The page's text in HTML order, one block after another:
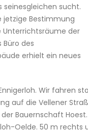
seinesgleichen sucht.
jetzige Bestimmung
Unterrichtsräume der
des
erhielt ein neues
Wir fahren
auf die Vellener
Bauernschaft
Oelde. 50 m rechts